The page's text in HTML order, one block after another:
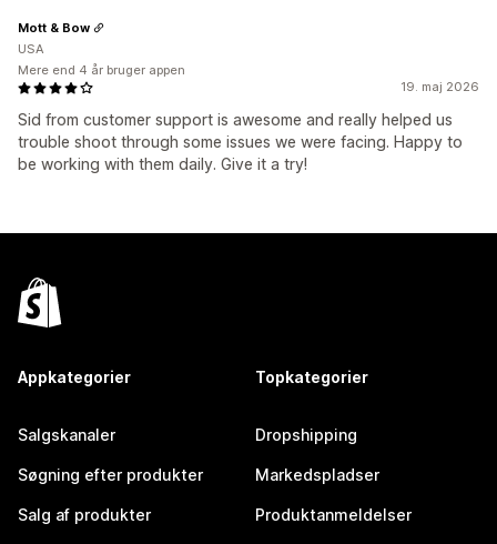
19. maj 2026
Sid from customer support is awesome and really helped us
trouble shoot through some issues we were facing. Happy to
be working with them daily. Give it a try!
Mott & Bow
USA
Mere end 4 år bruger appen
Appkategorier
Salgskanaler
Søgning efter produkter
Salg af produkter
Topkategorier
Dropshipping
Markedspladser
Produktanmeldelser